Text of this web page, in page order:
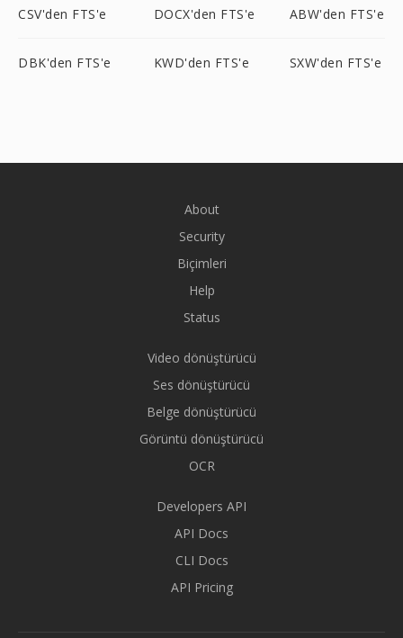
CSV'den FTS'e DOCX'den FTS'e ABW'den FTS'e
DBK'den FTS'e KWD'den FTS'e SXW'den FTS'e
About
Security
Biçimleri
Help
Status
Video dönüştürücü
Ses dönüştürücü
Belge dönüştürücü
Görüntü dönüştürücü
OCR
Developers API
API Docs
CLI Docs
API Pricing